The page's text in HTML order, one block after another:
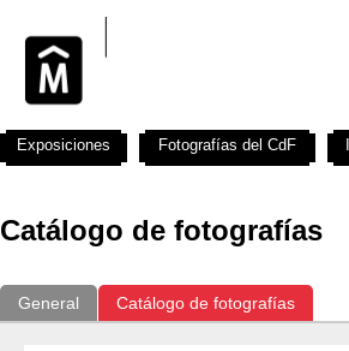
Catálogo de fotografías
General Catálogo de fotografías
Exposiciones Fotografías del CdF